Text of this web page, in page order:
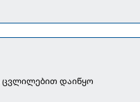
ცვლილებით დაიწყო